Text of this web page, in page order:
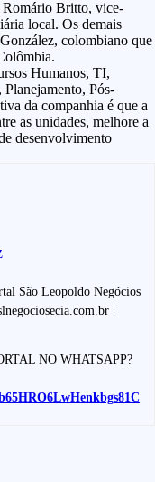
Romário Britto, vice-
local. Os demais
colombiano que
Humanos, TI,
Pós-
da companhia é que a
as unidades, melhore a
desenvolvimento
São Leopoldo Negócios
|
NO WHATSAPP?